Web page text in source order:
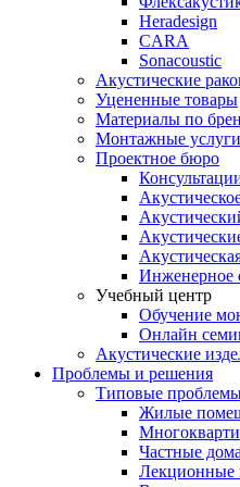
Heradesign
CARA
Sonacoustic
Акустические
Уцененные товары
Материалы по
Монтажные услуги
Проектное бюро
Инженерное
Учебный центр
Обучение
Онлайн
Акустические
Проблемы и решения
Типовые
Жилые
Частные
Лекционные